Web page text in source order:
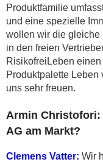
Produktfamilie
und eine spezielle
wollen wir die gleiche
in den freien
RisikofreiLeben
Produktpalette
uns sehr freuen.
Armin Christofori:
AG am Markt?
Clemens Vatter: Wir